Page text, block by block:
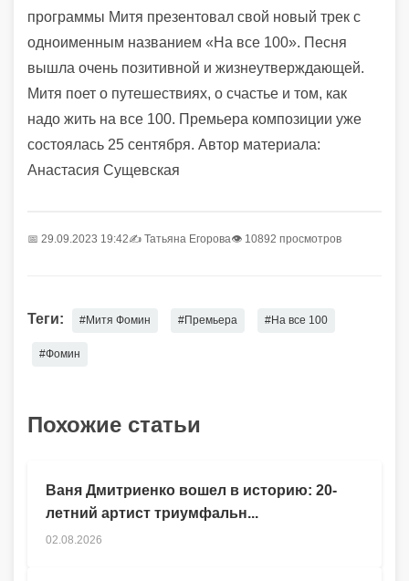
программы Митя презентовал свой новый трек с
одноименным названием «На все 100». Песня
вышла очень позитивной и жизнеутверждающей.
Митя поет о путешествиях, о счастье и том, как
надо жить на все 100. Премьера композиции уже
состоялась 25 сентября. Автор материала:
Анастасия Сущевская
📅 29.09.2023 19:42✍️ Татьяна Егорова👁 10892 просмотров
Теги: #Митя Фомин #Премьера #На все 100
#Фомин
Похожие статьи
Ваня Дмитриенко вошел в историю: 20-
летний артист триумфальн...
02.08.2026